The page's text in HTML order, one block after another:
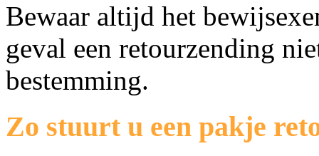
Bewaar altijd het
geval een retourzending
bestemming.
Zo stuurt u een pakje